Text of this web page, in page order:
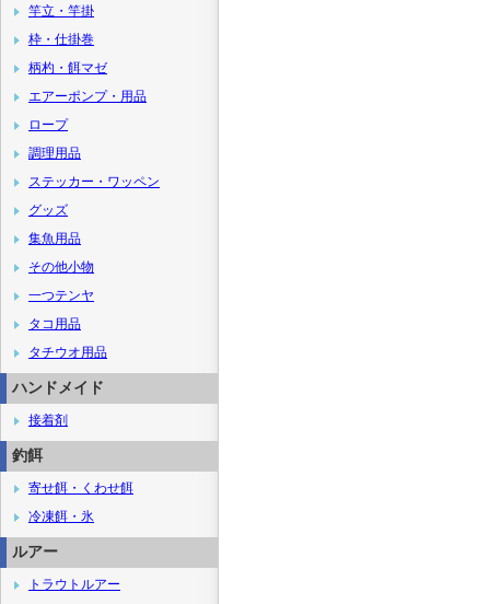
竿立・竿掛
枠・仕掛巻
柄杓・餌マゼ
エアーポンプ・用品
ロープ
調理用品
ステッカー・ワッペン
グッズ
集魚用品
その他小物
一つテンヤ
タコ用品
タチウオ用品
ハンドメイド
接着剤
釣餌
寄せ餌・くわせ餌
冷凍餌・氷
ルアー
トラウトルアー